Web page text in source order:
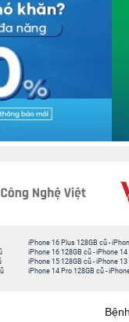
iPhone 16 Plus 128GB cũ -
iPhone 16 128GB cũ -iPhone 14
iPhone 15 128GB cũ -iPhone 13
iPhone 14 Pro 128GB cũ -